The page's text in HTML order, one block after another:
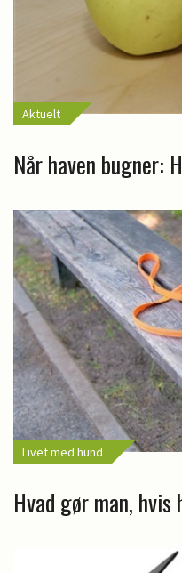
Aktuelt
Når haven bugner:
Livet med hund
Hvad gør man,